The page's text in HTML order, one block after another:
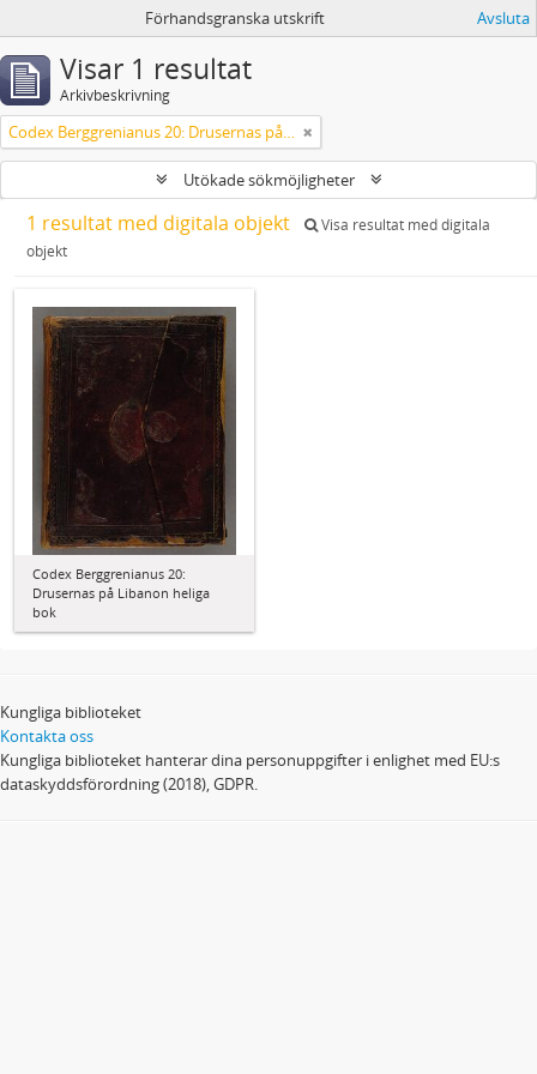
Förhandsgranska utskrift Avsluta
Visar 1 resultat
Arkivbeskrivning
Codex Berggrenianus 20: Drusernas på Libanon heliga bok
Utökade sökmöjligheter
1 resultat med digitala objekt
Visa resultat med digitala
objekt
Codex Berggrenianus 20:
Drusernas på Libanon heliga
bok
Kungliga biblioteket
Kontakta oss
Kungliga biblioteket hanterar dina personuppgifter i enlighet med EU:s
dataskyddsförordning (2018), GDPR.